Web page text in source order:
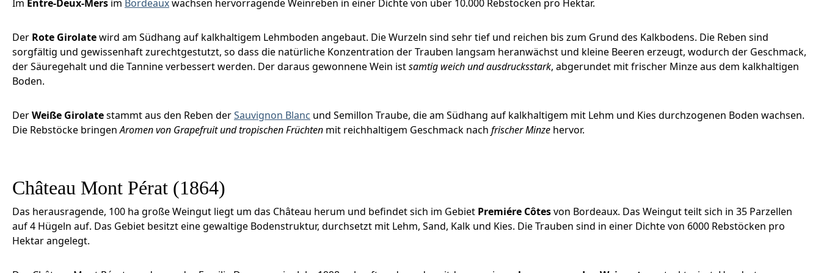
Im Entre-Deux-Mers im Bordeauxwachsen hervorragende Weinreben in einer Dichte von über 10.000 Rebstöcken pro Hektar.
Der Rote Girolatewird am Südhang auf kalkhaltigem Lehmboden angebaut. Die Wurzeln sind sehr tief und reichen bis zum Grund des Kalkbodens. Die Reben sind
sorgfältig und gewissenhaft zurechtgestutzt, so dass die natürliche Konzentration der Trauben langsam heranwächst und kleine Beeren erzeugt, wodurch der Geschmack,
der Säuregehalt und die Tannine verbessert werden. Der daraus gewonnene Wein istsamtig weich und ausdrucksstark, abgerundet mit frischer Minze aus dem kalkhaltigen
Boden.
DerWeiße Girolatestammt aus den Reben derSauvignon Blanc und Semillon Traube, die am Südhang auf kalkhaltigem mit Lehm und Kies durchzogenen Boden wachsen.
Die Rebstöcke bringenAromen von Grapefruit und tropischen Früchten mit reichhaltigem Geschmack nach frischer Minze hervor.
Château Mont Pérat (1864)
Das herausragende, 100 ha große Weingut liegt um das Château herum und befindet sich im Gebiet Premiére Côtesvon Bordeaux. Das Weingut teilt sich in 35 Parzellen
auf 4 Hügeln auf. Das Gebiet besitzt eine gewaltige Bodenstruktur, durchsetzt mit Lehm, Sand, Kalk und Kies. Die Trauben sind in einer Dichte von 6000 Rebstöcken pro
Hektar angelegt.